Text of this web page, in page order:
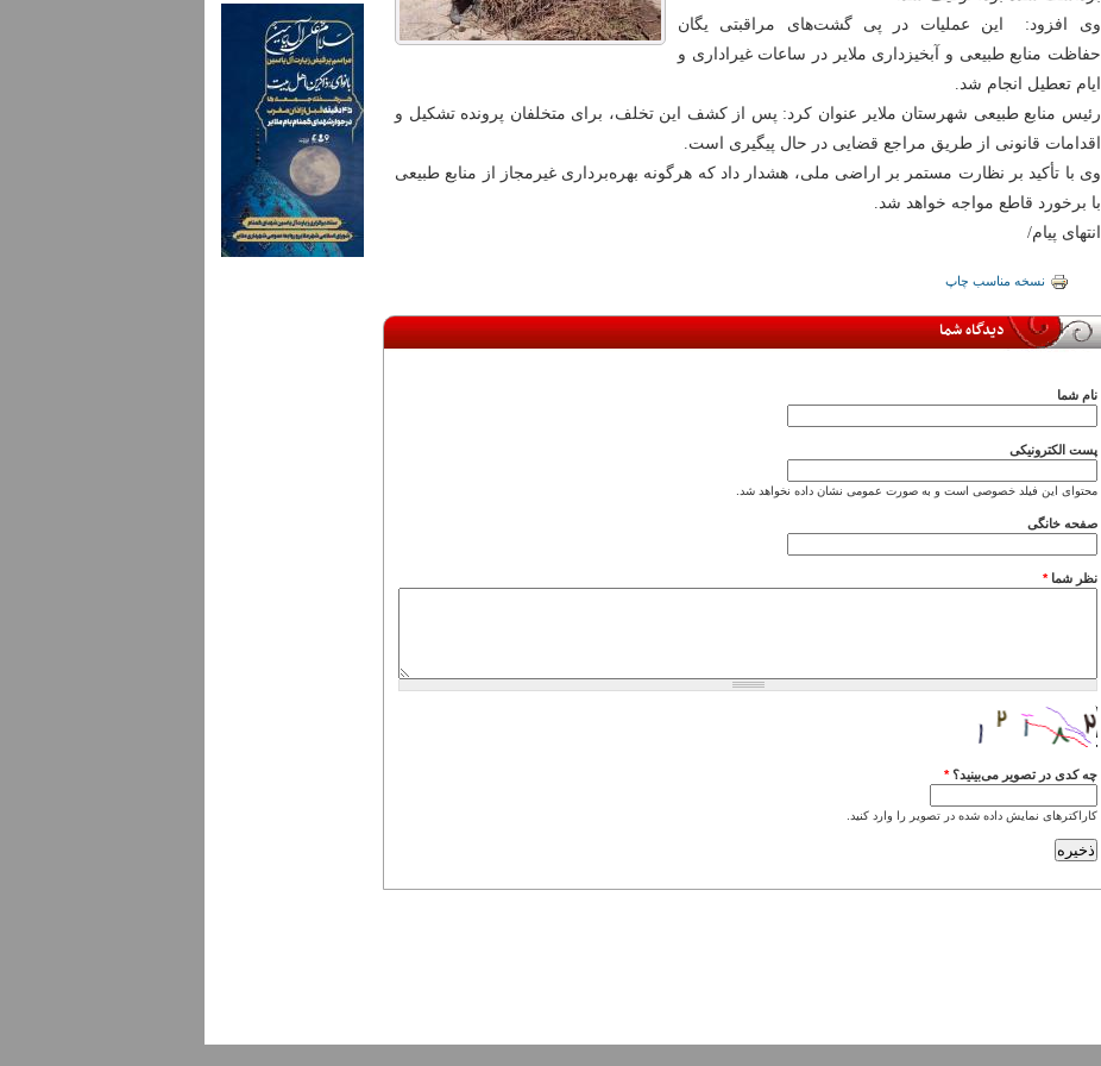
وی افزود: این عملیات در پی گشت‌های مراقبتی یگان
حفاظت منابع طبیعی و آبخیزداری ملایر در ساعات غیراداری و
ایام تعطیل انجام شد.
رئیس منابع طبیعی شهرستان ملایر عنوان کرد: پس از کشف این تخلف، برای متخلفان پرونده تشکیل و
اقدامات قانونی از طریق مراجع قضایی در حال پیگیری است.
وی با تأکید بر نظارت مستمر بر اراضی ملی، هشدار داد که هرگونه بهره‌برداری غیرمجاز از منابع طبیعی
با برخورد قاطع مواجه خواهد شد.
انتهای پیام/
نسخه مناسب چاپ
دیدگاه شما
نام شما
پست الکترونیکی
محتوای این فیلد خصوصی است و به صورت عمومی نشان داده نخواهد شد.
صفحه خانگی
نظر شما*
چه کدی در تصویر می‌بینید؟*
کاراکترهای نمایش داده شده در تصویر را وارد کنید.